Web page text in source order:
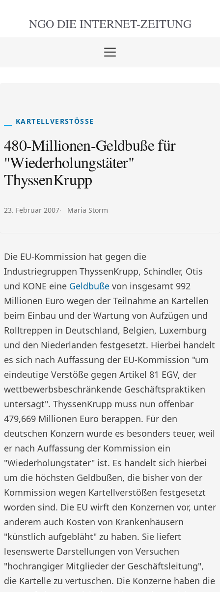
NGO DIE INTERNET-ZEITUNG
Menü
KARTELLVERSTÖSSE
480-Millionen-Geldbuße für
"Wiederholungstäter"
ThyssenKrupp
Veröffentlicht am:
23. Februar 2007 Autor:
Maria Storm
Die EU-Kommission hat gegen die
Industriegruppen ThyssenKrupp, Schindler, Otis
und KONE eine Geldbuße von insgesamt 992
Millionen Euro wegen der Teilnahme an Kartellen
beim Einbau und der Wartung von Aufzügen und
Rolltreppen in Deutschland, Belgien, Luxemburg
und den Niederlanden festgesetzt. Hierbei handelt
es sich nach Auffassung der EU-Kommission "um
eindeutige Verstöße gegen Artikel 81 EGV, der
wettbewerbsbeschränkende Geschäftspraktiken
untersagt". ThyssenKrupp muss nun offenbar
479,669 Millionen Euro berappen. Für den
deutschen Konzern wurde es besonders teuer, weil
er nach Auffassung der Kommission ein
"Wiederholungstäter" ist. Es handelt sich hierbei
um die höchsten Geldbußen, die bisher von der
Kommission wegen Kartellverstößen festgesetzt
worden sind. Die EU wirft den Konzernen vor, unter
anderem auch Kosten von Krankenhäusern
"künstlich aufgebläht" zu haben. Sie liefert
lesenswerte Darstellungen von Versuchen
"hochrangiger Mitglieder der Geschäftsleitung",
die Kartelle zu vertuschen. Die Konzerne haben die